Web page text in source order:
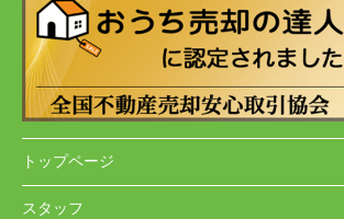
トップページ
スタッフ